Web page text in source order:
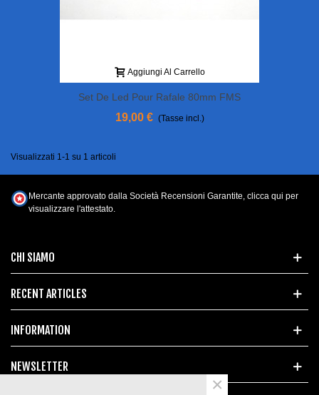
Aggiungi Al Carrello
Set De Led Pour Rafale 80mm FMS
(Précommande)
19,00 € (Tasse incl.)
Visualizzati 1-1 su 1 articoli
CHI SIAMO
RECENT ARTICLES
INFORMATION
NEWSLETTER
Mercante approvato dalla Società Recensioni Garantite, clicca qui per
visualizzare l'attestato.
×